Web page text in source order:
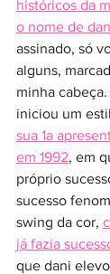
históricos da
o nome de
assinado, só
alguns,
minha
iniciou um
sua 1a
em 1992, em
próprio
sucesso
swing da cor,
já fazia
que dani